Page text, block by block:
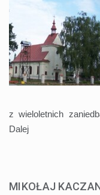
z wieloletnich
Dalej
MIKOŁAJ